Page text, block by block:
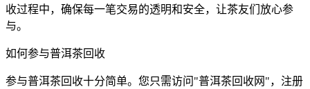
收过程中，确保每一笔交易的透明和安全，让茶友们放心参
与。
如何参与普洱茶回收
参与普洱茶回收十分简单。您只需访问"普洱茶回收网"，注册